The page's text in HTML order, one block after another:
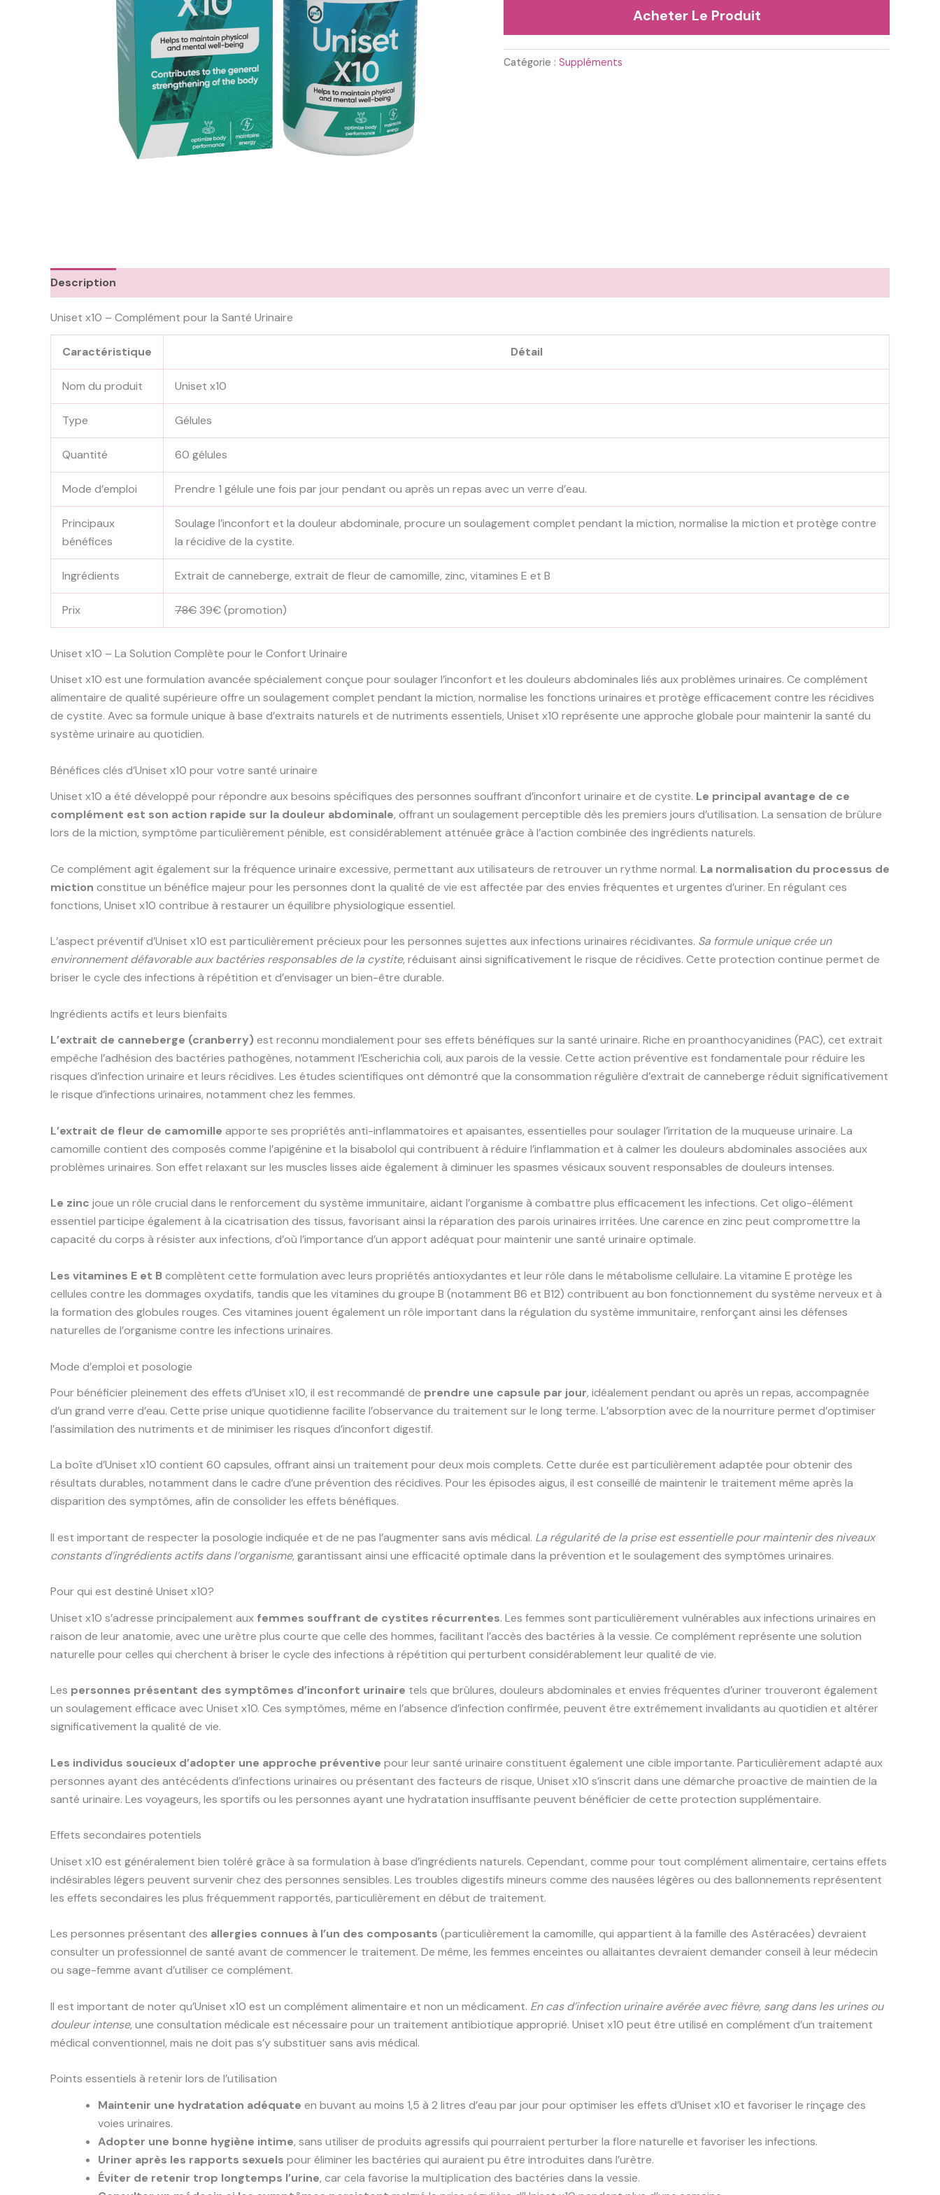
Acheter Le Produit
Catégorie : Suppléments
Description
Uniset x10 – Complément pour la Santé Urinaire
Caractéristique Détail
Nom du produit Uniset x10
Type Gélules
Quantité 60 gélules
Mode d’emploi Prendre 1 gélule une fois par jour pendant ou après un repas avec un verre d’eau.
Principaux
bénéfices
Soulage l’inconfort et la douleur abdominale, procure un soulagement complet pendant la miction, normalise la miction et protège contre
la récidive de la cystite.
Ingrédients Extrait de canneberge, extrait de fleur de camomille, zinc, vitamines E et B
Prix 78€ 39€ (promotion)
Uniset x10 – La Solution Complète pour le Confort Urinaire
Uniset x10 est une formulation avancée spécialement conçue pour soulager l’inconfort et les douleurs abdominales liés aux problèmes urinaires. Ce complément
alimentaire de qualité supérieure offre un soulagement complet pendant la miction, normalise les fonctions urinaires et protège efficacement contre les récidives
de cystite. Avec sa formule unique à base d’extraits naturels et de nutriments essentiels, Uniset x10 représente une approche globale pour maintenir la santé du
système urinaire au quotidien.
Bénéfices clés d’Uniset x10 pour votre santé urinaire
Uniset x10 a été développé pour répondre aux besoins spécifiques des personnes souffrant d’inconfort urinaire et de cystite. Le principal avantage de ce
complément est son action rapide sur la douleur abdominale, offrant un soulagement perceptible dès les premiers jours d’utilisation. La sensation de brûlure
lors de la miction, symptôme particulièrement pénible, est considérablement atténuée grâce à l’action combinée des ingrédients naturels.
Ce complément agit également sur la fréquence urinaire excessive, permettant aux utilisateurs de retrouver un rythme normal. La normalisation du processus de
miction constitue un bénéfice majeur pour les personnes dont la qualité de vie est affectée par des envies fréquentes et urgentes d’uriner. En régulant ces
fonctions, Uniset x10 contribue à restaurer un équilibre physiologique essentiel.
L’aspect préventif d’Uniset x10 est particulièrement précieux pour les personnes sujettes aux infections urinaires récidivantes. Sa formule unique crée un
environnement défavorable aux bactéries responsables de la cystite, réduisant ainsi significativement le risque de récidives. Cette protection continue permet de
briser le cycle des infections à répétition et d’envisager un bien-être durable.
Ingrédients actifs et leurs bienfaits
L’extrait de canneberge (cranberry) est reconnu mondialement pour ses effets bénéfiques sur la santé urinaire. Riche en proanthocyanidines (PAC), cet extrait
empêche l’adhésion des bactéries pathogènes, notamment l’Escherichia coli, aux parois de la vessie. Cette action préventive est fondamentale pour réduire les
risques d’infection urinaire et leurs récidives. Les études scientifiques ont démontré que la consommation régulière d’extrait de canneberge réduit significativement
le risque d’infections urinaires, notamment chez les femmes.
L’extrait de fleur de camomille apporte ses propriétés anti-inflammatoires et apaisantes, essentielles pour soulager l’irritation de la muqueuse urinaire. La
camomille contient des composés comme l’apigénine et la bisabolol qui contribuent à réduire l’inflammation et à calmer les douleurs abdominales associées aux
problèmes urinaires. Son effet relaxant sur les muscles lisses aide également à diminuer les spasmes vésicaux souvent responsables de douleurs intenses.
Le zinc joue un rôle crucial dans le renforcement du système immunitaire, aidant l’organisme à combattre plus efficacement les infections. Cet oligo-élément
essentiel participe également à la cicatrisation des tissus, favorisant ainsi la réparation des parois urinaires irritées. Une carence en zinc peut compromettre la
capacité du corps à résister aux infections, d’où l’importance d’un apport adéquat pour maintenir une santé urinaire optimale.
Les vitamines E et B complètent cette formulation avec leurs propriétés antioxydantes et leur rôle dans le métabolisme cellulaire. La vitamine E protège les
cellules contre les dommages oxydatifs, tandis que les vitamines du groupe B (notamment B6 et B12) contribuent au bon fonctionnement du système nerveux et à
la formation des globules rouges. Ces vitamines jouent également un rôle important dans la régulation du système immunitaire, renforçant ainsi les défenses
naturelles de l’organisme contre les infections urinaires.
Mode d’emploi et posologie
Pour bénéficier pleinement des effets d’Uniset x10, il est recommandé de prendre une capsule par jour, idéalement pendant ou après un repas, accompagnée
d’un grand verre d’eau. Cette prise unique quotidienne facilite l’observance du traitement sur le long terme. L’absorption avec de la nourriture permet d’optimiser
l’assimilation des nutriments et de minimiser les risques d’inconfort digestif.
La boîte d’Uniset x10 contient 60 capsules, offrant ainsi un traitement pour deux mois complets. Cette durée est particulièrement adaptée pour obtenir des
résultats durables, notamment dans le cadre d’une prévention des récidives. Pour les épisodes aigus, il est conseillé de maintenir le traitement même après la
disparition des symptômes, afin de consolider les effets bénéfiques.
Il est important de respecter la posologie indiquée et de ne pas l’augmenter sans avis médical. La régularité de la prise est essentielle pour maintenir des niveaux
constants d’ingrédients actifs dans l’organisme, garantissant ainsi une efficacité optimale dans la prévention et le soulagement des symptômes urinaires.
Pour qui est destiné Uniset x10?
Uniset x10 s’adresse principalement aux femmes souffrant de cystites récurrentes. Les femmes sont particulièrement vulnérables aux infections urinaires en
raison de leur anatomie, avec une urètre plus courte que celle des hommes, facilitant l’accès des bactéries à la vessie. Ce complément représente une solution
naturelle pour celles qui cherchent à briser le cycle des infections à répétition qui perturbent considérablement leur qualité de vie.
Les personnes présentant des symptômes d’inconfort urinaire tels que brûlures, douleurs abdominales et envies fréquentes d’uriner trouveront également
un soulagement efficace avec Uniset x10. Ces symptômes, même en l’absence d’infection confirmée, peuvent être extrêmement invalidants au quotidien et altérer
significativement la qualité de vie.
Les individus soucieux d’adopter une approche préventive pour leur santé urinaire constituent également une cible importante. Particulièrement adapté aux
personnes ayant des antécédents d’infections urinaires ou présentant des facteurs de risque, Uniset x10 s’inscrit dans une démarche proactive de maintien de la
santé urinaire. Les voyageurs, les sportifs ou les personnes ayant une hydratation insuffisante peuvent bénéficier de cette protection supplémentaire.
Effets secondaires potentiels
Uniset x10 est généralement bien toléré grâce à sa formulation à base d’ingrédients naturels. Cependant, comme pour tout complément alimentaire, certains effets
indésirables légers peuvent survenir chez des personnes sensibles. Les troubles digestifs mineurs comme des nausées légères ou des ballonnements représentent
les effets secondaires les plus fréquemment rapportés, particulièrement en début de traitement.
Les personnes présentant des allergies connues à l’un des composants (particulièrement la camomille, qui appartient à la famille des Astéracées) devraient
consulter un professionnel de santé avant de commencer le traitement. De même, les femmes enceintes ou allaitantes devraient demander conseil à leur médecin
ou sage-femme avant d’utiliser ce complément.
Il est important de noter qu’Uniset x10 est un complément alimentaire et non un médicament. En cas d’infection urinaire avérée avec fièvre, sang dans les urines ou
douleur intense, une consultation médicale est nécessaire pour un traitement antibiotique approprié. Uniset x10 peut être utilisé en complément d’un traitement
médical conventionnel, mais ne doit pas s’y substituer sans avis médical.
Points essentiels à retenir lors de l’utilisation
Maintenir une hydratation adéquate en buvant au moins 1,5 à 2 litres d’eau par jour pour optimiser les effets d’Uniset x10 et favoriser le rinçage des
voies urinaires.
Adopter une bonne hygiène intime, sans utiliser de produits agressifs qui pourraient perturber la flore naturelle et favoriser les infections.
Uriner après les rapports sexuels pour éliminer les bactéries qui auraient pu être introduites dans l’urètre.
Éviter de retenir trop longtemps l’urine, car cela favorise la multiplication des bactéries dans la vessie.